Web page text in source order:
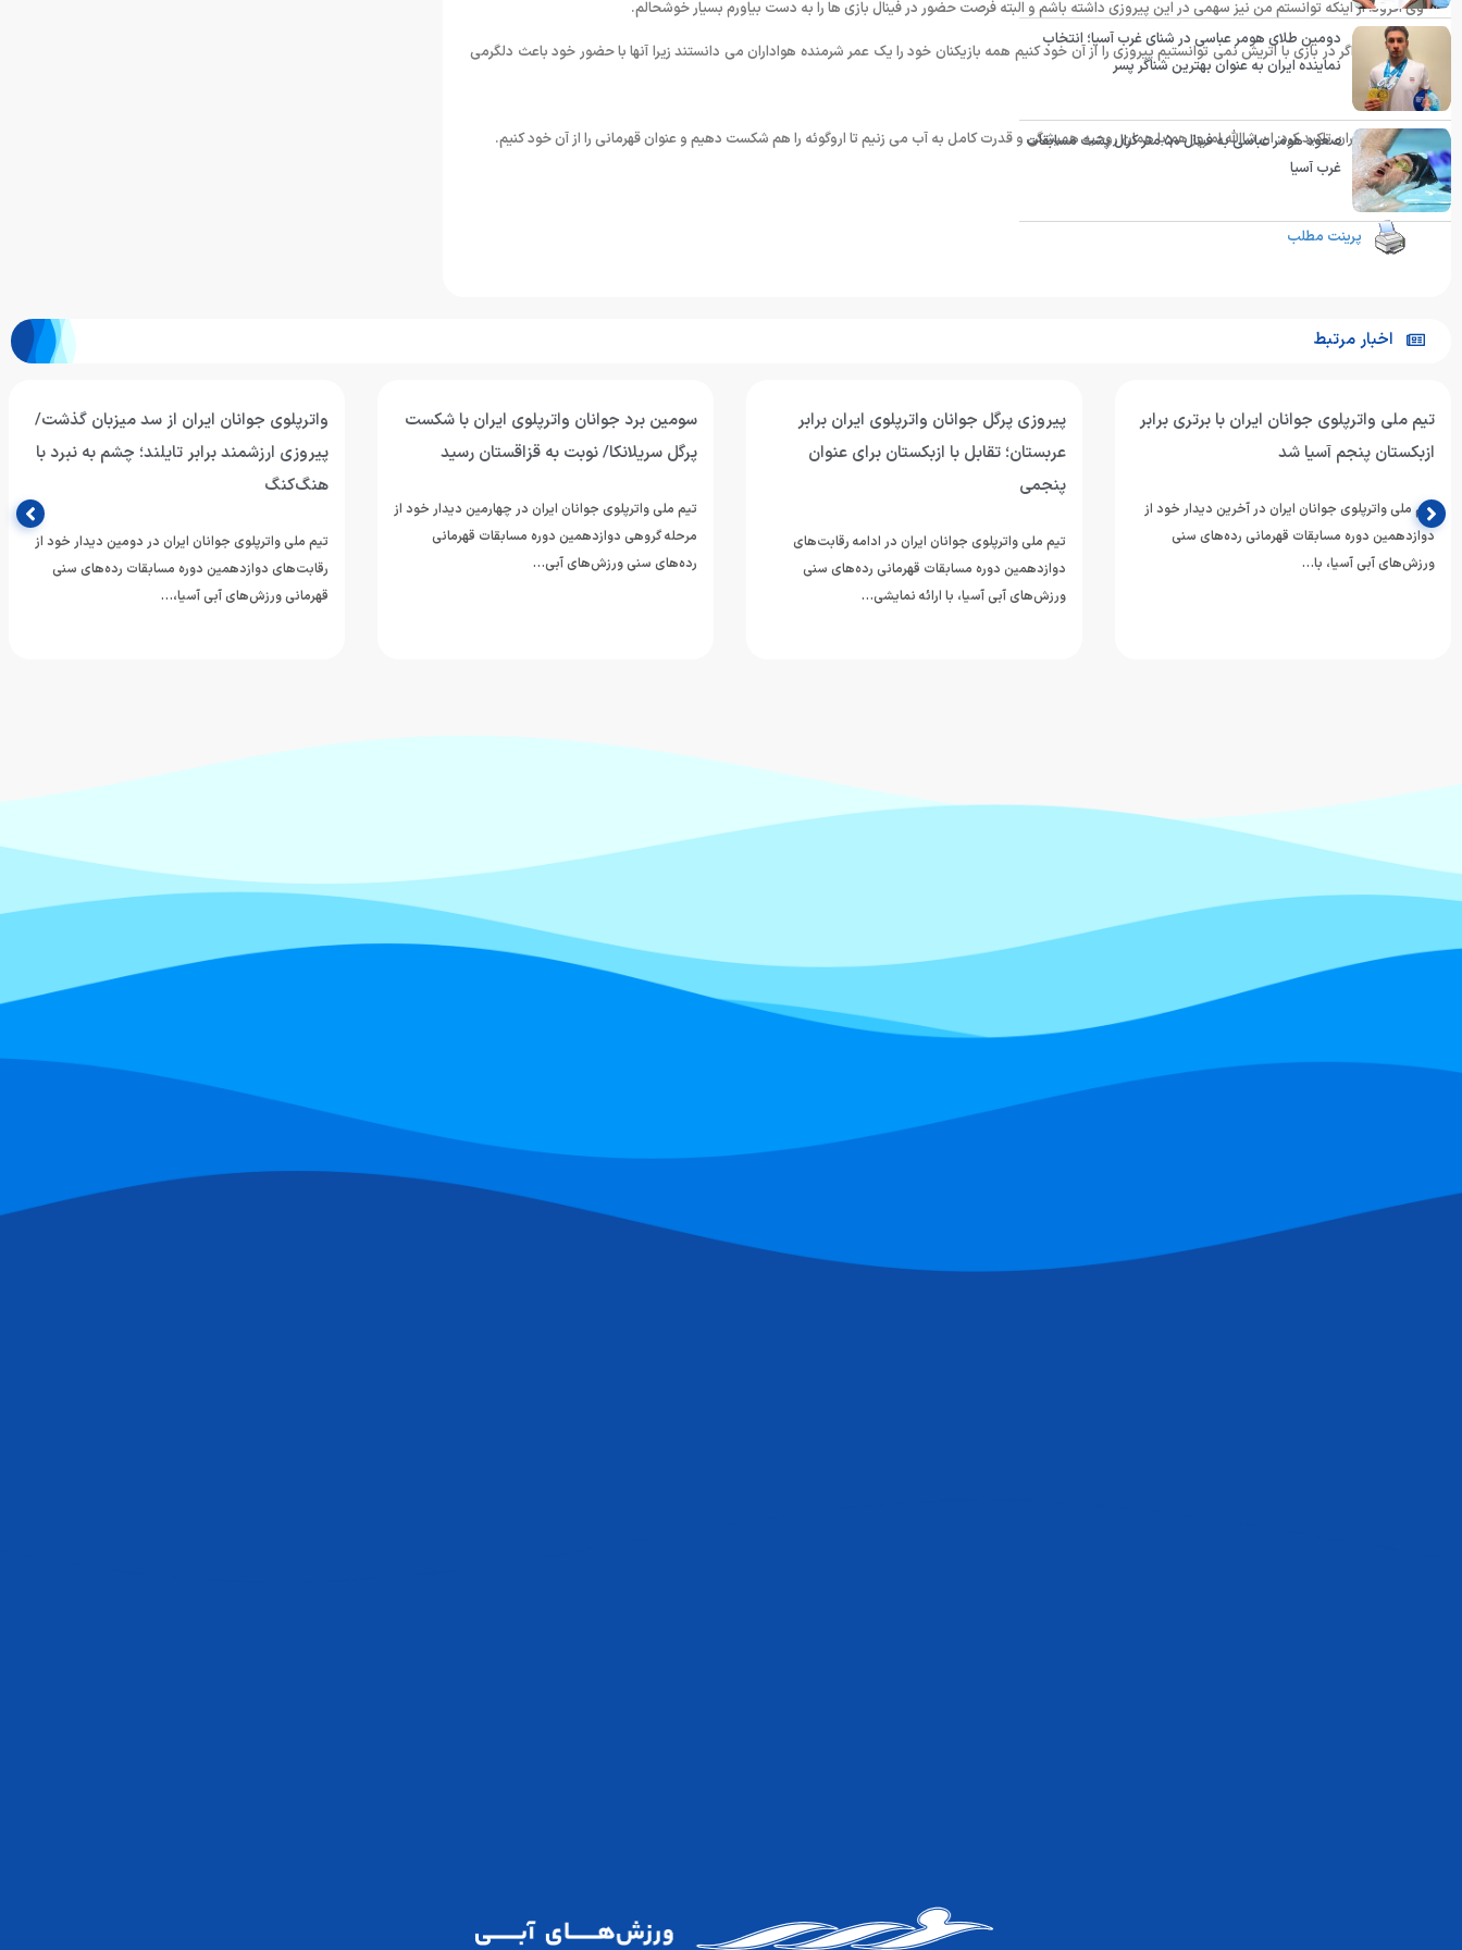
وی افزود: از اینکه توانستم من نیز سهمی در این پیروزی داشته باشم و البته فرصت حضور در فینال بازی ها را به دست بیاورم بسیار خوشحالم.
عبدی گفت: اگر در بازی با اتریش نمی توانستیم پیروزی را از آن خود کنیم همه بازیکنان خود را یک عمر شرمنده هواداران می دانستند زیرا آنها با حضور خود باعث دلگرمی
ما شدند.
دروازه بان ایران تاکید کرد: ان شاالله امروز هم با همان روحیه همیشگی و قدرت کامل به آب می زنیم تا اروگوئه را هم شکست دهیم و عنوان قهرمانی را از آن خود کنیم.
انتهای پیام
پرینت مطلب
دومین طلای هومر عباسی در شنای غرب آسیا؛ انتخاب
نماینده ایران به عنوان بهترین شناگر پسر
صعود هومر عباسی به فینال ۵۰ متر کرال پشت مسابقات
غرب آسیا
اخبار مرتبط
تیم ملی واترپلوی جوانان ایران با برتری برابر
ازبکستان پنجم آسیا شد
تیم ملی واترپلوی جوانان ایران در آخرین دیدار خود از
دوازدهمین دوره مسابقات قهرمانی رده‌های سنی
ورزش‌های آبی آسیا، با…
پیروزی پرگل جوانان واترپلوی ایران برابر
عربستان؛ تقابل با ازبکستان برای عنوان
پنجمی
تیم ملی واترپلوی جوانان ایران در ادامه رقابت‌های
دوازدهمین دوره مسابقات قهرمانی رده‌های سنی
ورزش‌های آبی آسیا، با ارائه نمایشی…
سومین برد جوانان واترپلوی ایران با شکست
پرگل سریلانکا/ نوبت به قزاقستان رسید
تیم ملی واترپلوی جوانان ایران در چهارمین دیدار خود از
مرحله گروهی دوازدهمین دوره مسابقات قهرمانی
رده‌های سنی ورزش‌های آبی…
واترپلوی جوانان ایران از سد میزبان گذشت/
پیروزی ارزشمند برابر تایلند؛ چشم به نبرد با
هنگ‌کنگ
تیم ملی واترپلوی جوانان ایران در دومین دیدار خود از
رقابت‌های دوازدهمین دوره مسابقات رده‌های سنی
قهرمانی ورزش‌های آبی آسیا،…